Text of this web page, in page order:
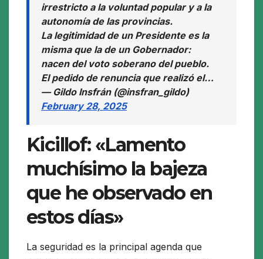
irrestricto a la voluntad popular y a la
autonomía de las provincias.
La legitimidad de un Presidente es la
misma que la de un Gobernador:
nacen del voto soberano del pueblo.
El pedido de renuncia que realizó el…
— Gildo Insfrán (@insfran_gildo)
February 28, 2025
Kicillof: «Lamento
muchísimo la bajeza
que he observado en
estos días»
La seguridad es la principal agenda que